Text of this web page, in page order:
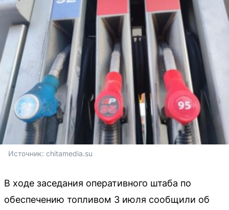
Источник: chitamedia.su
В ходе заседания оперативного штаба по
обеспечению топливом 3 июля сообщили об